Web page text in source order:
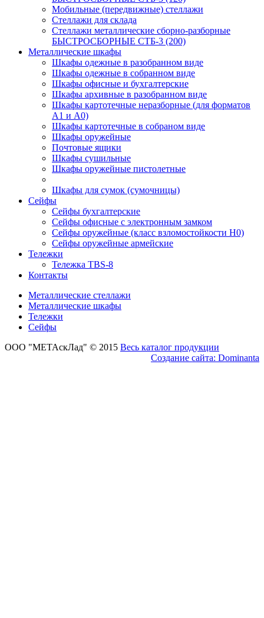
Мобильные (передвижные) стеллажи
Стеллажи для склада
Стеллажи металлические сборно-разборные
БЫСТРОСБОРНЫЕ СТБ-3 (200)
Металлические шкафы
Шкафы одежные в разобранном виде
Шкафы одежные в собранном виде
Шкафы офисные и бухгалтерские
Шкафы архивные в разобранном виде
Шкафы картотечные неразборные (для форматов
А1 и А0)
Шкафы картотечные в собраном виде
Шкафы оружейные
Почтовые ящики
Шкафы сушильные
Шкафы оружейные пистолетные
Шкафы для сумок (сумочницы)
Сейфы
Сейфы бухгалтерские
Сейфы офисные с электронным замком
Сейфы оружейные (класс взломостойкости Н0)
Сейфы оружейные армейские
Тележки
Тележка ТBS-8
Контакты
Металлические стеллажи
Металлические шкафы
Тележки
Сейфы
ООО "МЕТАскЛад" © 2015 Весь каталог продукции
Создание сайта: Dominanta